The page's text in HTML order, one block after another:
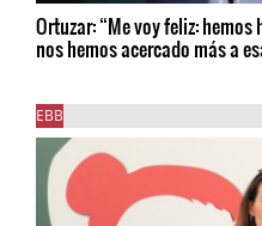
Ortuzar: “Me voy feliz: hemos
nos hemos acercado más a
EBB